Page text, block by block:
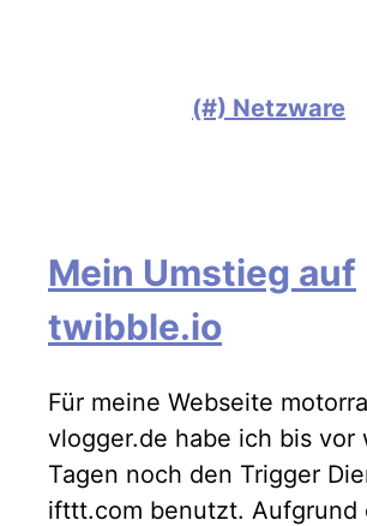
(#) Netzware
Mein Umstieg auf
twibble.io
Für meine Webseite
vlogger.de habe ich bis vor
Tagen noch den Trigger
ifttt.com benutzt. Aufgrund